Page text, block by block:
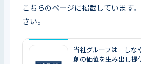
こちらのページに掲載しています
さい。
当社グループは「しな
創の価値を生み出し提